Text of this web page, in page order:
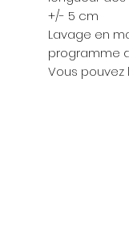
+/- 5 cm
Lavage en
programme
Vous pouvez